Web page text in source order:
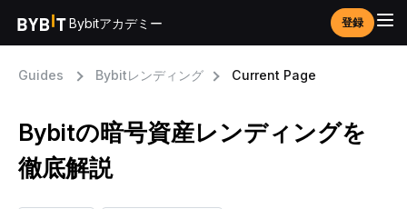
Bybitアカデミー 登録
Guides Bybitレンディング Current Page
Bybitの暗号資産レンディングを
徹底解説